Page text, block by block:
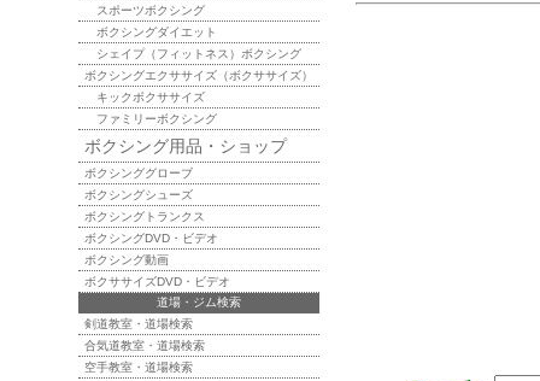
スポーツボクシング
ボクシングダイエット
シェイプ（フィットネス）ボクシング
ボクシングエクササイズ（ボクササイズ）
キックボクササイズ
ファミリーボクシング
ボクシング用品・ショップ
ボクシンググローブ
ボクシングシューズ
ボクシングトランクス
ボクシングDVD・ビデオ
ボクシング動画
ボクササイズDVD・ビデオ
道場・ジム検索
剣道教室・道場検索
合気道教室・道場検索
空手教室・道場検索